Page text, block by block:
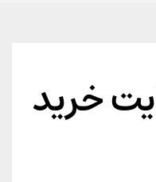
خرید